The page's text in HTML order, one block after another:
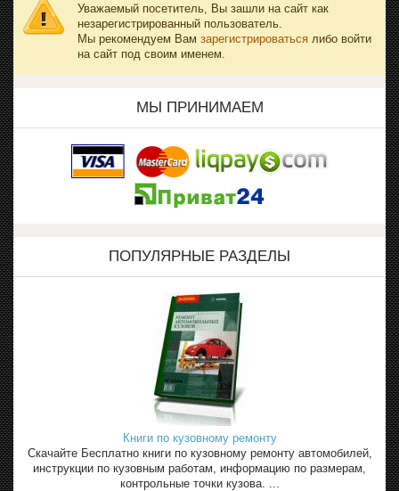
Уважаемый посетитель, Вы зашли на сайт как
незарегистрированный пользователь.
Мы рекомендуем Вам зарегистрироваться либо войти
на сайт под своим именем.
МЫ ПРИНИМАЕМ
ПОПУЛЯРНЫЕ РАЗДЕЛЫ
Книги по кузовному ремонту
Скачайте Бесплатно книги по кузовному ремонту автомобилей,
инструкции по кузовным работам, информацию по размерам,
контрольные точки кузова. ...